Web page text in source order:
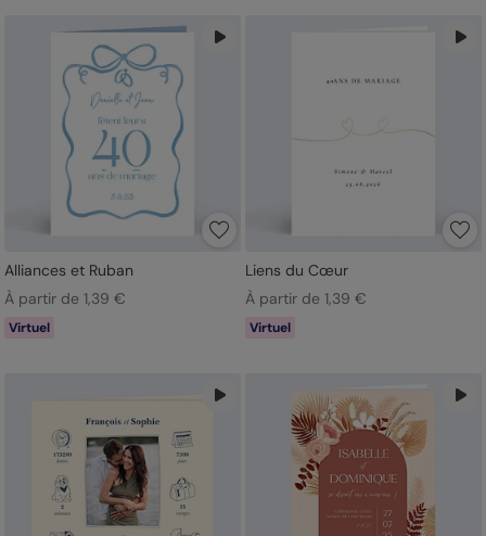
Alliances et Ruban
À partir de 1,39 €
Virtuel
Liens du Cœur
À partir de 1,39 €
Virtuel